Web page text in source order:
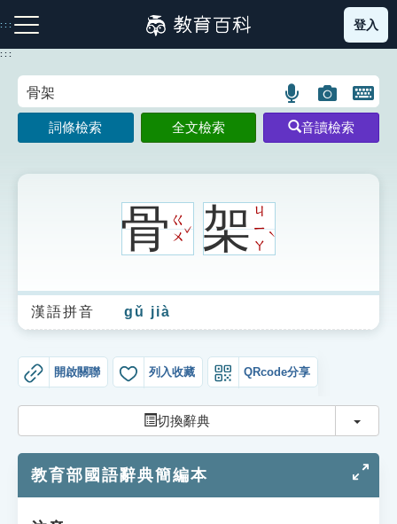
到
主
:::
注音索引圖示 筆畫索引圖示 部首索引表圖示
生字詞彙表
成語故事
索引選單
單字索引
登入
:::
語
言
搜
圖
片
搜
開
鍵
圖
詞條檢索 全文檢索 音讀檢索
骨ㄍ
ㄨ
ˇ架ㄐ
ㄧ
ㄚ
ˋ
漢語拼音 gǔ jià
開啟關聯 列入收藏 QRcode分享
切換辭典 切換
教育部國語辭典簡編本